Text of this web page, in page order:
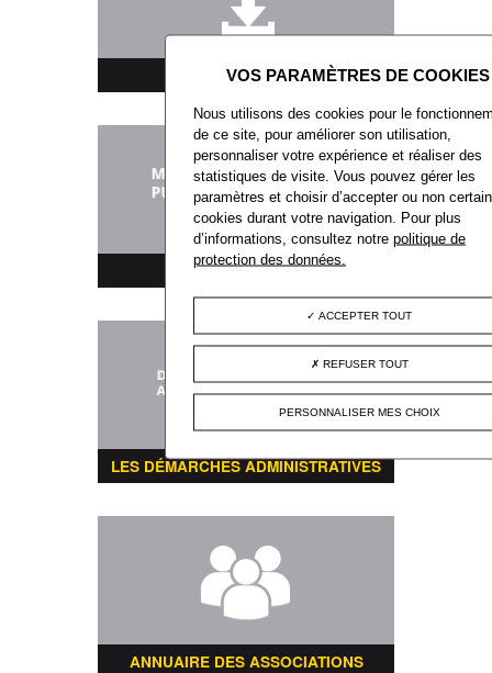
TÉLÉCHARGEMENT
MARCHÉS PUBLICS
LES DÉMARCHES ADMINISTRATIVES
ANNUAIRE DES ASSOCIATIONS
Nous utilisons des cookies pour le
de ce site, pour améliorer son utilisation,
personnaliser votre expérience et réaliser des
statistiques de visite. Vous pouvez gérer les
paramètres et choisir d’accepter ou non
cookies durant votre navigation. Pour plus
d’informations, consultez notrepolitique de
protection des données.
ACCEPTER TOUT
REFUSER TOUT
PERSONNALISER MES CHOIX